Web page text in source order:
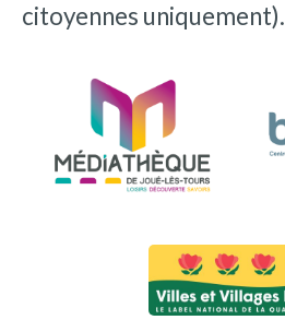
citoyennes uniquement).